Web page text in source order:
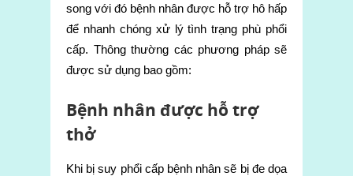
song với đó bệnh nhân được hỗ trợ hô hấp
để nhanh chóng xử lý tình trạng phù phổi
cấp. Thông thường các phương pháp sẽ
được sử dụng bao gồm:
Bệnh nhân được hỗ trợ
thở
Khi bị suy phổi cấp bệnh nhân sẽ bị đe dọa